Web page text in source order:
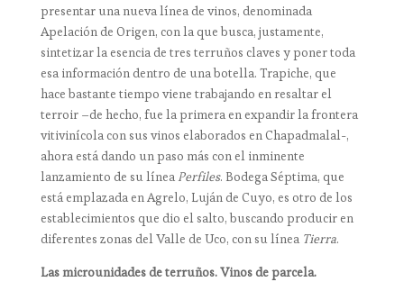
presentar una nueva línea de vinos, denominada
Apelación de Origen, con la que busca, justamente,
sintetizar la esencia de tres terruños claves y poner toda
esa información dentro de una botella. Trapiche, que
hace bastante tiempo viene trabajando en resaltar el
terroir –de hecho, fue la primera en expandir la frontera
vitivinícola con sus vinos elaborados en Chapadmalal-,
ahora está dando un paso más con el inminente
lanzamiento de su líneaPerfiles. Bodega Séptima, que
está emplazada en Agrelo, Luján de Cuyo, es otro de los
establecimientos que dio el salto, buscando producir en
diferentes zonas del Valle de Uco, con su línea Tierra.
Las microunidades de terruños. Vinos de parcela.